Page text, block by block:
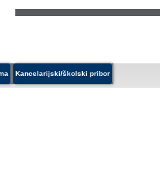
Kancelarijski/školski pribor